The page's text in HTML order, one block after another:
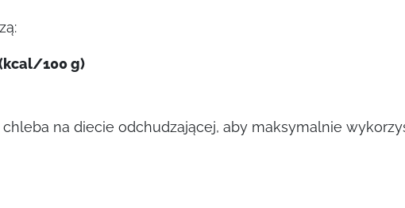
100 g)
na diecie odchudzającej, aby maksymalnie